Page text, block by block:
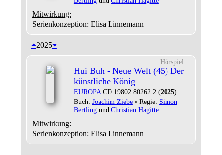
Mitwirkung:
Serienkonzeption: Elisa Linnemann
2025
Hörspiel
Hui Buh - Neue Welt (45) Der
künstliche König
EUROPACD 19802 80262 2 (2025)
Buch: Joachim Ziebe• Regie: Simon
Bertlingund Christian Hagitte
Mitwirkung:
Serienkonzeption: Elisa Linnemann